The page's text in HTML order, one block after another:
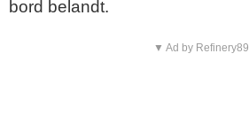
bord belandt.
▼ Ad by Refinery89